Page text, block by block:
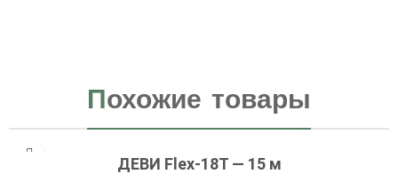
Похожие товары
ДЕВИ Flex-18T — 15 м